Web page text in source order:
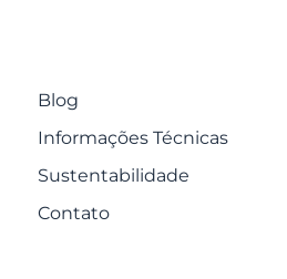
Blog
Informações Técnicas
Sustentabilidade
Contato